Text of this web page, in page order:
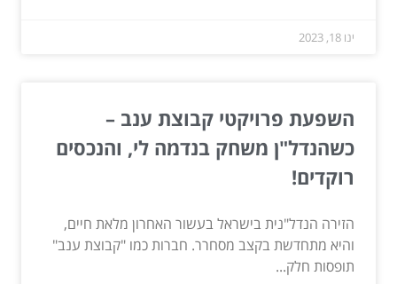
ינו 18, 2023
השפעת פרויקטי קבוצת ענב –
כשהנדל"ן משחק בנדמה לי, והנכסים
רוקדים!
הזירה הנדל"נית בישראל בעשור האחרון מלאת חיים,
והיא מתחדשת בקצב מסחרר. חברות כמו "קבוצת ענב"
תופסות חלק...